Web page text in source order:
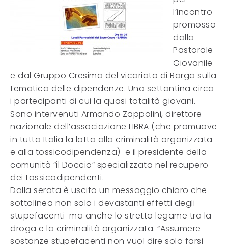
l’incontro
promosso
dalla
Pastorale
Giovanile
e dal Gruppo Cresima del vicariato di Barga sulla
tematica delle dipendenze. Una settantina circa
i partecipanti di cui la quasi totalità giovani.
Sono intervenuti Armando Zappolini, direttore
nazionale dell’associazione LIBRA (che promuove
in tutta Italia la lotta alla criminalità organizzata
e alla tossicodipendenza) e il presidente della
comunità “il Doccio” specializzata nel recupero
dei tossicodipendenti.
Dalla serata è uscito un messaggio chiaro che
sottolinea non solo i devastanti effetti degli
stupefacenti ma anche lo stretto legame tra la
droga e la criminalità organizzata. “Assumere
sostanze stupefacenti non vuol dire solo farsi